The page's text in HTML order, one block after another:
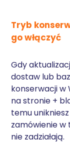
Tryb
go włączyć
Gdy
dostaw lub
konserwacji
na stronie +
temu
zamówienie w
nie zadziałają.